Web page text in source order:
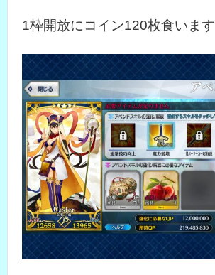
1枠開放にコイン120枚食います